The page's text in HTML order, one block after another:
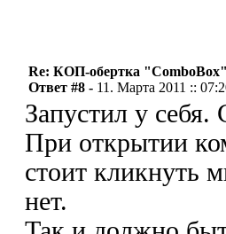
Re: КОП-обертка
Ответ #8 - 11. Марта 2011 ::
Запустил у
При открытии
стоит кликнуть
нет.